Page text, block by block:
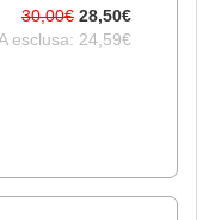
30,00€ 28,50€
esclusa: 24,59€